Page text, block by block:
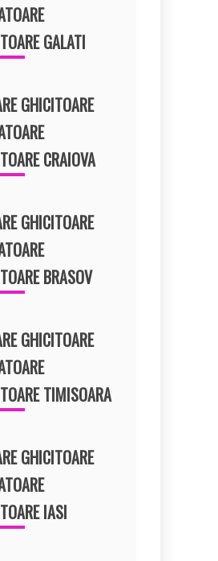
GALATI
GHICITOARE
CRAIOVA
GHICITOARE
BRASOV
GHICITOARE
TIMISOARA
GHICITOARE
IASI